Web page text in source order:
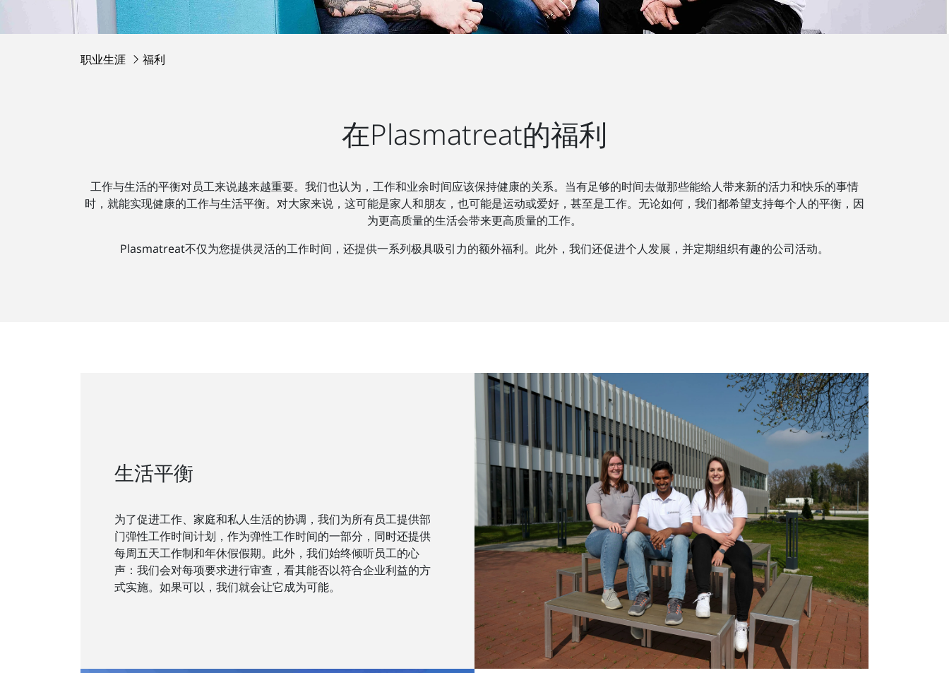
职业生涯 福利
在Plasmatreat的福利
工作与生活的平衡对员工来说越来越重要。我们也认为，工作和业余时间应该保持健康的关系。当有足够的时间去做那些能给人带来新的活力和快乐的事情
时，就能实现健康的工作与生活平衡。对大家来说，这可能是家人和朋友，也可能是运动或爱好，甚至是工作。无论如何，我们都希望支持每个人的平衡，因
为更高质量的生活会带来更高质量的工作。
Plasmatreat不仅为您提供灵活的工作时间，还提供一系列极具吸引力的额外福利。此外，我们还促进个人发展，并定期组织有趣的公司活动。
生活平衡
为了促进工作、家庭和私人生活的协调，我们为所有员工提供部
门弹性工作时间计划，作为弹性工作时间的一部分，同时还提供
每周五天工作制和年休假假期。此外，我们始终倾听员工的心
声：我们会对每项要求进行审查，看其能否以符合企业利益的方
式实施。如果可以，我们就会让它成为可能。